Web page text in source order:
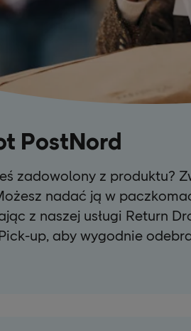
PostNord
zadowolony z produktu?
nadać ją w
z naszej usługi Return
up, aby wygodnie